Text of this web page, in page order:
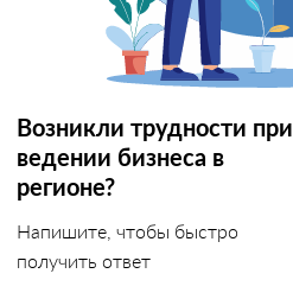
Возникли трудности при
ведении бизнеса в
регионе?
Напишите, чтобы быстро
получить ответ